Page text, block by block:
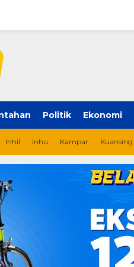
Politik Ekonomi
Inhil Inhu Kampar Kuansing